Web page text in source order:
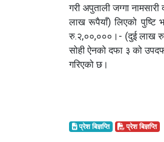
गरी अपुताली जग्गा
लाख रूपैयाँ) लिएको पुष्टि
रु.२,००,०००।- (दुई लाख
सोही ऐनको दफा ३ को
गरिएको छ।
प्रेश बिज्ञप्ति प्रेश बिज्ञप्ति